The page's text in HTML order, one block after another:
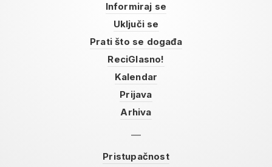
Informiraj se
Uključi se
Prati što se događa
ReciGlasno!
Kalendar
Prijava
Arhiva
Pristupačnost